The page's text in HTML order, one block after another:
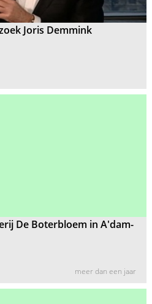
Joris Demmink
De Boterbloem in A'dam-
meer dan een jaar